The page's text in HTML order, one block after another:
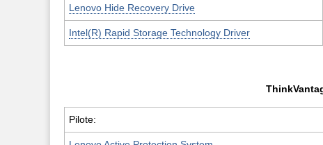
Lenovo Hide Recovery Drive
Intel(R) Rapid Storage Technology Driver
Pilote: